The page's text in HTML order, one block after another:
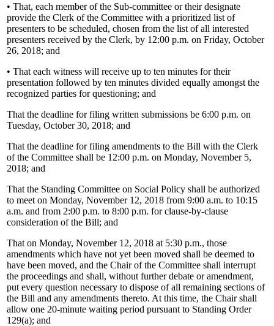
• That, each member of the Sub-committee or their designate
provide the Clerk of the Committee with a prioritized list of
presenters to be scheduled, chosen from the list of all interested
presenters received by the Clerk, by 12:00 p.m. on Friday, October
26, 2018; and
• That each witness will receive up to ten minutes for their
presentation followed by ten minutes divided equally amongst the
recognized parties for questioning; and
That the deadline for filing written submissions be 6:00 p.m. on
Tuesday, October 30, 2018; and
That the deadline for filing amendments to the Bill with the Clerk
of the Committee shall be 12:00 p.m. on Monday, November 5,
2018; and
That the Standing Committee on Social Policy shall be authorized
to meet on Monday, November 12, 2018 from 9:00 a.m. to 10:15
a.m. and from 2:00 p.m. to 8:00 p.m. for clause-by-clause
consideration of the Bill; and
That on Monday, November 12, 2018 at 5:30 p.m., those
amendments which have not yet been moved shall be deemed to
have been moved, and the Chair of the Committee shall interrupt
the proceedings and shall, without further debate or amendment,
put every question necessary to dispose of all remaining sections of
the Bill and any amendments thereto. At this time, the Chair shall
allow one 20-minute waiting period pursuant to Standing Order
129(a); and